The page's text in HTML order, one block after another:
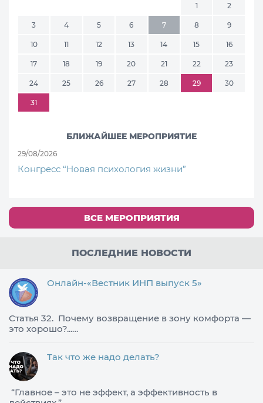
1 2
3 4 5 6 7 8 9
10 11 12 13 14 15 16
17 18 19 20 21 22 23
24 25 26 27 28 29 30
31
БЛИЖАЙШЕЕ МЕРОПРИЯТИЕ
29/08/2026
Конгресс “Новая психология жизни”
ВСЕ МЕРОПРИЯТИЯ
ПОСЛЕДНИЕ НОВОСТИ
Онлайн-«Вестник ИНП выпуск 5»
Статья 32. Почему возвращение в зону комфорта —
это хорошо?...…
Так что же надо делать?
​“Главное – это не эффект, а эффективность в